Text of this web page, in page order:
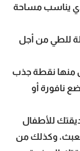
يناسب مساحة
للطي من أجل
منها نقطة جذب
نافورة أو
للأطفال
وكذلك من